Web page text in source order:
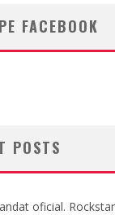
FACEBOOK
POSTS
oficial. Rockstar